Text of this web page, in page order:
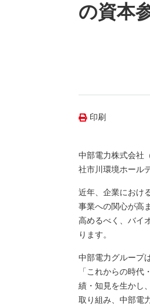
ニュース（新しいウィン
よくあ
の資本
印刷
中部電力株式会社
社市川環境ホール
近年、企業におけ
事業への関心が高
高めるべく、バイ
ります。
中部電力グループ
「これからの時
績・知見を生かし
取り組み、中部電